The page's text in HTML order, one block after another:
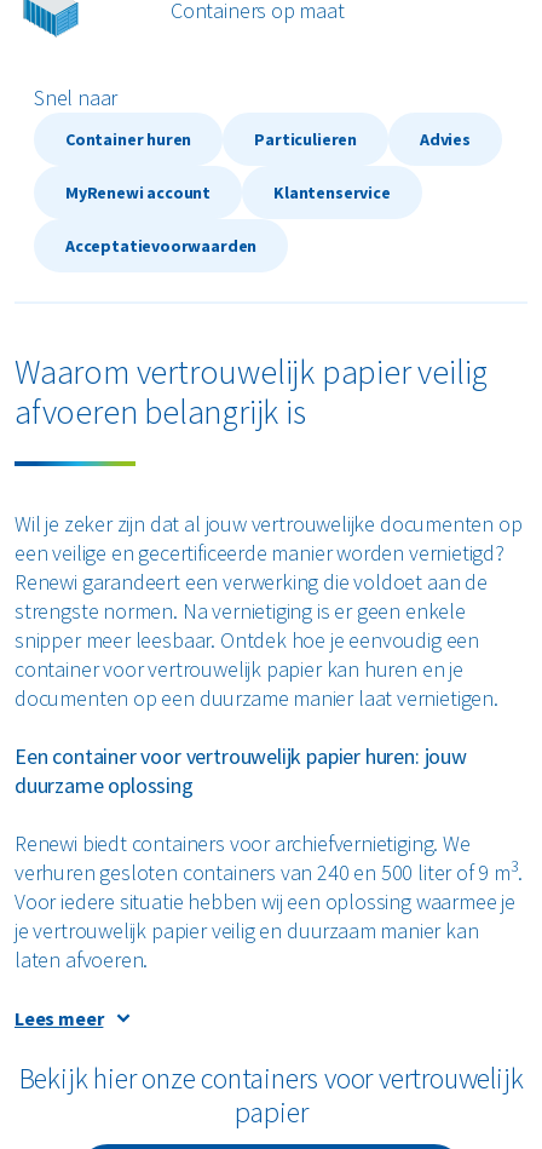
Restafval
Vertrouwelijk papier
Containers op maat
Snel naar
Container huren Particulieren Advies
MyRenewi account Klantenservice
Acceptatievoorwaarden
Waarom vertrouwelijk papier veilig
afvoeren belangrijk is
Wil je zeker zijn dat al jouw vertrouwelijke documenten op
een veilige en gecertificeerde manier worden vernietigd?
Renewi garandeert een verwerking die voldoet aan de
strengste normen. Na vernietiging is er geen enkele
snipper meer leesbaar. Ontdek hoe je eenvoudig een
container voor vertrouwelijk papier kan huren en je
documenten op een duurzame manier laat vernietigen.
Een container voor vertrouwelijk papier huren: jouw
duurzame oplossing
Renewi biedt containers voor archiefvernietiging. We
verhuren gesloten containers van 240 en 500 liter of 9 m3.
Voor iedere situatie hebben wij een oplossing waarmee je
je vertrouwelijk papier veilig en duurzaam manier kan
laten afvoeren.
Vertrouwelijk papier vernietigen
Jij bepaalt zelf hoe vaak wij jouw container voor
vertrouwelijk papier komen legen: van eenmalig tot
Lees meer
Bekijk hier onze containers voor vertrouwelijk
papier